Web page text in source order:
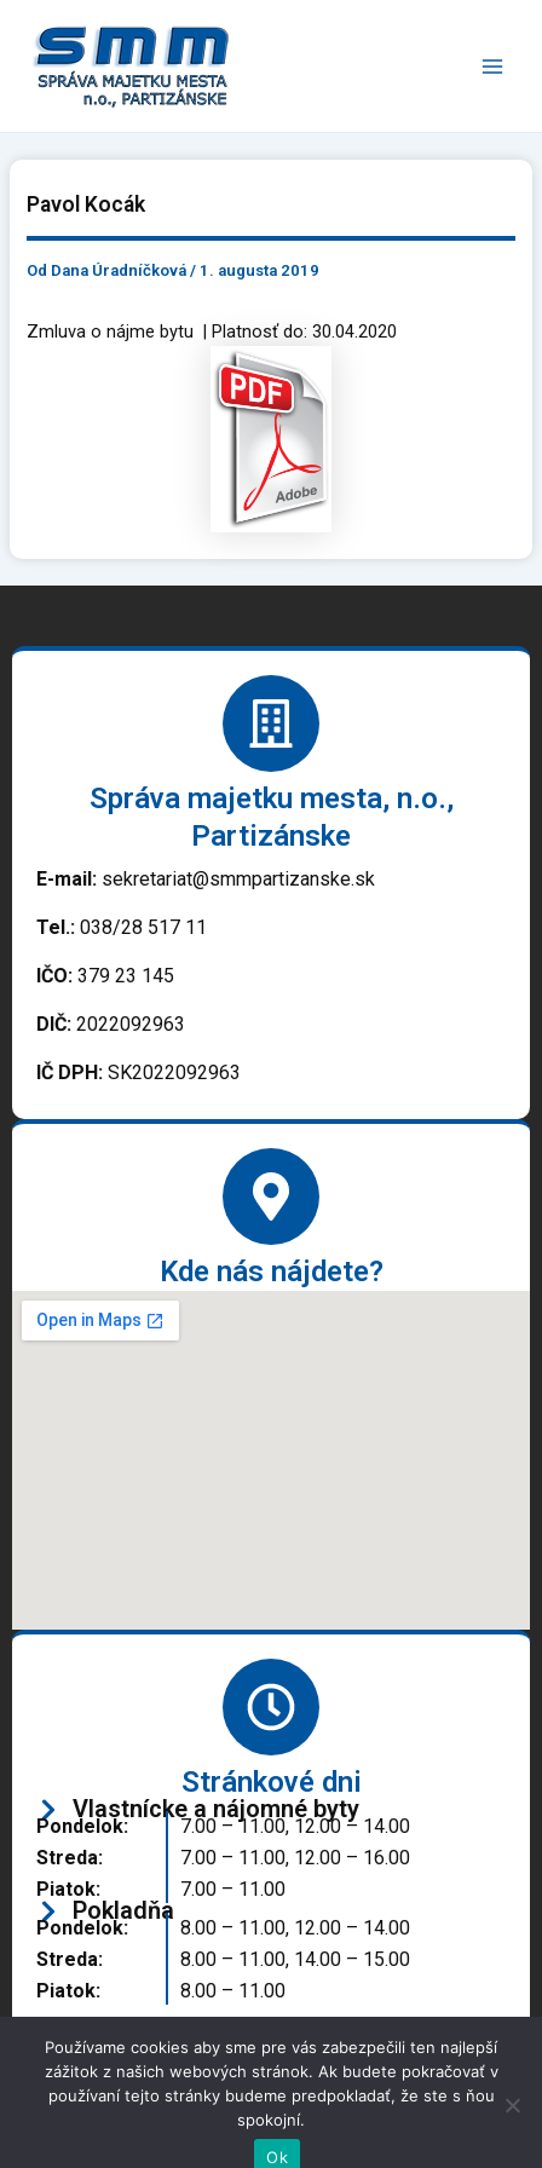
obsah
Pavol Kocák
Od Dana Úradníčková/ 1. augusta 2019
Zmluva o nájme bytu | Platnosť do: 30.04.2020
Správa majetku mesta, n.o.,
Partizánske
E-mail: sekretariat@smmpartizanske.sk
Tel.: 038/28 517 11
IČO: 379 23 145
DIČ: 2022092963
IČ DPH: SK2022092963
Kde nás nájdete?
Stránkové dni
Vlastnícke a nájomné byty
Pondelok:
Streda:
Piatok:
7.00 – 11.00, 12.00 – 14.00
7.00 – 11.00, 12.00 – 16.00
7.00 – 11.00
Pokladňa
Pondelok:
Streda:
Piatok:
8.00 – 11.00, 12.00 – 14.00
8.00 – 11.00, 14.00 – 15.00
8.00 – 11.00
Copyright © 2025 Správa majetku mesta, n.o.,
Partizánske
Používame cookies aby sme pre vás zabezpečili ten najlepší
zážitok z našich webových stránok. Ak budete pokračovať v
používaní tejto stránky budeme predpokladať, že ste s ňou
spokojní.
Ok